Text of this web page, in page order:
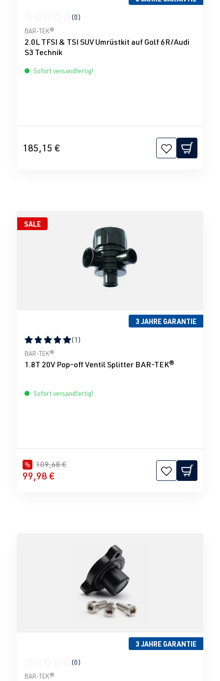
Durchschnittliche Bewertung von 0 von 5 Sternen
(0)
BAR-TEK®
2.0L TFSI & TSI SUV Umrüstkit auf Golf 6R/Audi
S3 Technik
Sofort versandfertig!
185,15 €
SALE
3 JAHRE GARANTIE
Durchschnittliche Bewertung von 5 von 5 Sternen
(1)
BAR-TEK®
1.8T 20V Pop-off Ventil Splitter BAR-TEK®
Sofort versandfertig!
% 109,68 €
99,98 €
3 JAHRE GARANTIE
Durchschnittliche Bewertung von 0 von 5 Sternen
(0)
BAR-TEK®